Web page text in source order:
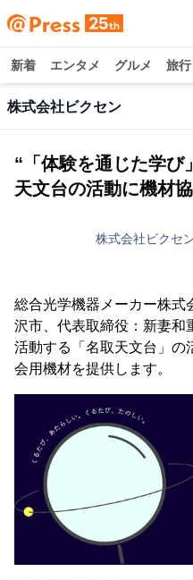
新着 エンタメ グルメ 旅行
株式会社ビクセン
“「体験を通じた学び
天文台の活動に機材
株式会社ビクセ
総合光学機器メーカー株式
沢市、代表取締役：新妻和
活動する「名取天文台」の
会用機材を提供します。